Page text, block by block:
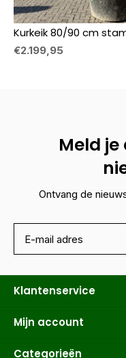
Kurkeik 80/90 cm
€2.199,95
Meld
Ontvang de
Klantenservice
Mijn account
Categorieën